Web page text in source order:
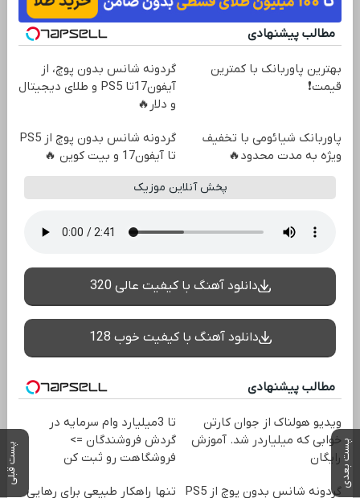
پست بعدی پست قبلی
مطالب پیشنهادی
بهترین پاوربانک با کمترین
قیمت❗
گردونه شانس بدون پوچ، از
آیفون17تا PS5 و طلای دیجیتال
و دلار🔥
پاوربانک شیائومی با تخفیف
ویژه به مدت محدود🔥
گردونه شانس بدون پوچ از PS5
تا آیفون17 و بیت کوین 🔥
پخش آنلاین موزیک
دانلود آهنگ با کیفیت عالی 320
دانلود آهنگ با کیفیت خوب 128
مطالب پیشنهادی
ویدیو هولناک از جوان کارتن
خوابی که میلیاردر شد. آموزش
رایگان
تا 3میلیارد وام سرمایه در
گردش فروشندگان =>
فروشگاهت رو ثبت کن
گردونه شانس بدون پوچ از PS5
تنها راهکار طبیعی برای رهایی